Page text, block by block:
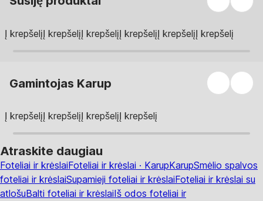
Į krepšelįĮ krepšelįĮ krepšelįĮ krepšelįĮ krepšelįĮ krepšelį
Gamintojas Karup
Į krepšelįĮ krepšelįĮ krepšelįĮ krepšelį
Atraskite daugiau
Foteliai ir krėslaiFoteliai ir krėslai · KarupKarupSmėlio spalvos
foteliai ir krėslaiSupamieji foteliai ir krėslaiFoteliai ir krėslai su
atlošuBalti foteliai ir krėslaiIš odos foteliai ir